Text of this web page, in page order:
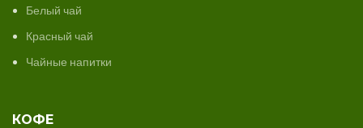
Белый чай
Красный чай
Чайные напитки
КОФЕ